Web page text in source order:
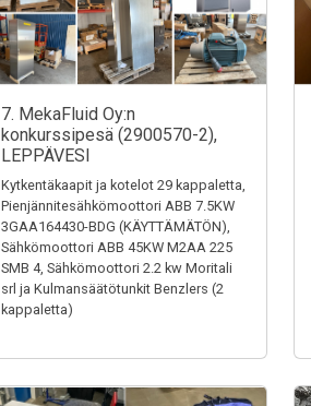
7. MekaFluid Oy:n
konkurssipesä (2900570-2),
LEPPÄVESI
Kytkentäkaapit ja kotelot 29 kappaletta,
Pienjännitesähkömoottori ABB 7.5KW
3GAA164430-BDG (KÄYTTÄMÄTÖN),
Sähkömoottori ABB 45KW M2AA 225
SMB 4, Sähkömoottori 2.2 kw Moritali
srl ja Kulmansäätötunkit Benzlers (2
kappaletta)